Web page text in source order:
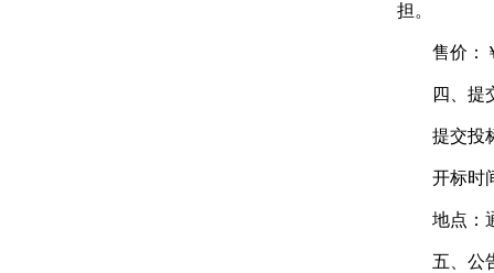
担。
售价：￥
四、提交
提交投标
开标时间
地点：通
五、公